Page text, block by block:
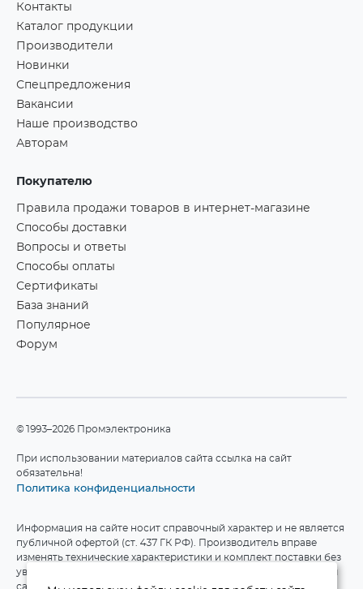
Контакты
Каталог продукции
Производители
Новинки
Спецпредложения
Вакансии
Наше производство
Авторам
Покупателю
Правила продажи товаров в интернет-магазине
Способы доставки
Вопросы и ответы
Способы оплаты
Сертификаты
База знаний
Популярное
Форум
©1993–2026 Промэлектроника
При использовании материалов сайта ссылка на сайт
обязательна!
Политика конфиденциальности
Информация на сайте носит справочный характер и не является
публичной офертой (ст. 437 ГК РФ). Производитель вправе
изменять технические характеристики и комплект поставки без
уведомления. Актуальные данные приведены на официальном
сайте производителя.